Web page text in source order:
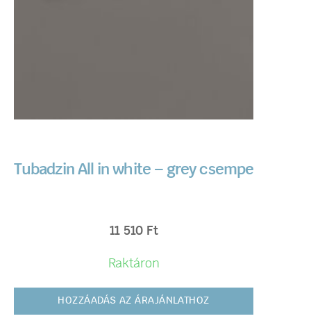
Tubadzin All in white – grey csempe
11 510 Ft
Raktáron
HOZZÁADÁS AZ ÁRAJÁNLATHOZ